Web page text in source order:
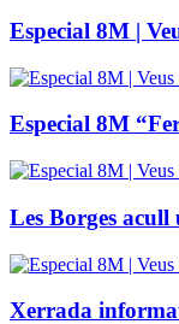
Especial 8M |
Especial 8M
Les Borges
Xerrada